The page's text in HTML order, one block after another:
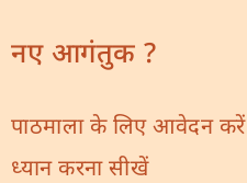
नए आगंतुक ?
पाठमाला के लिए आवेदन करें
ध्यान करना सीखें